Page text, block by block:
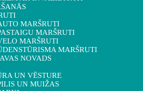
MARŠRUTI
MARŠRUTI
MARŠRUTI
MARŠRUTI
NOVADS
UN VĒSTURE
UN MUIŽAS